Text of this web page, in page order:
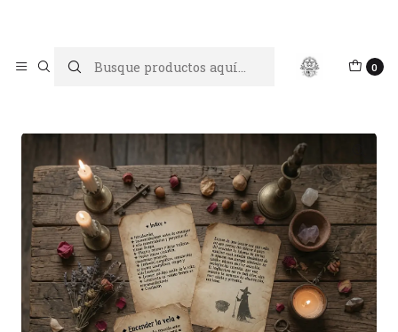
0
Inicio Libros digitales
Lectura de Velas - El Lenguaje de la Llama